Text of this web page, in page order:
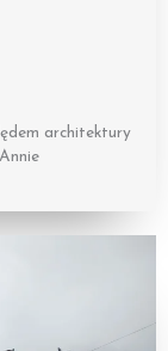
architektury